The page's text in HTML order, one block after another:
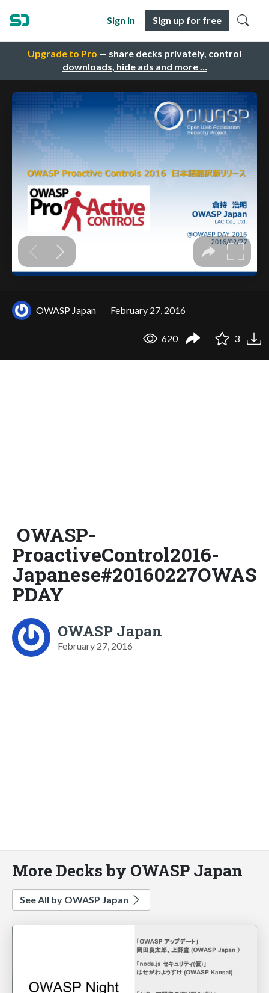
Upgrade to Pro — share decks privately, control
downloads, hide ads and more …
Sign in Sign up for free
OWASP Japan February 27, 2016
620 3
OWASP-
ProactiveControl2016-
Japanese#20160227OWAS
PDAY
OWASP Japan
February 27, 2016
More Decks by OWASP Japan
See All by OWASP Japan